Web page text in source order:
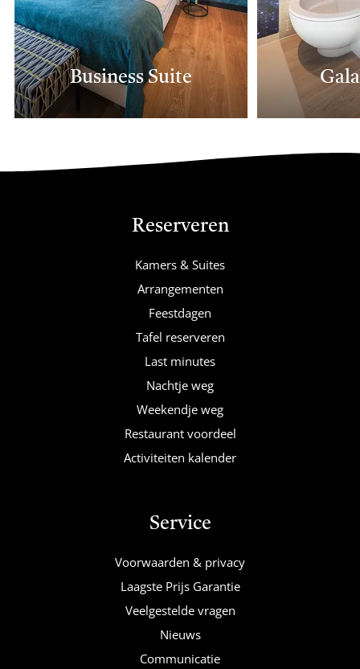
Business Suite
Reserveren
Kamers & Suites
Arrangementen
Feestdagen
Tafel reserveren
Last minutes
Nachtje weg
Weekendje weg
Restaurant voordeel
Activiteiten kalender
Service
Voorwaarden & privacy
Laagste Prijs Garantie
Veelgestelde vragen
Nieuws
Communicatie